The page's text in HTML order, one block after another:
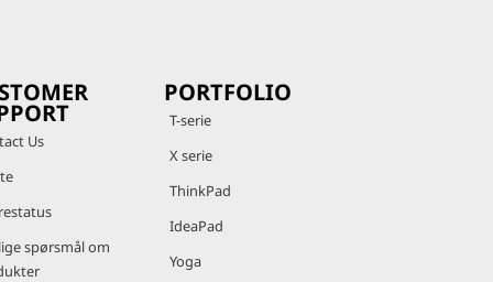
som er
enn
Us
spørsmål om
PORTFOLIO
T-serie
X serie
ThinkPad
IdeaPad
Yoga